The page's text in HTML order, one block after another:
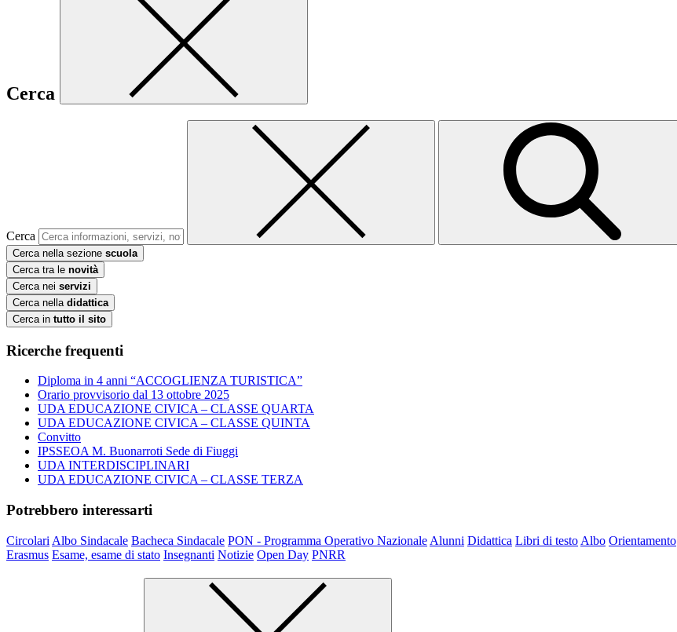
Cerca
Cerca
Cerca nella sezione scuola
Cerca tra le novità
Cerca nei servizi
Cerca nella didattica
Cerca in tutto il sito
Ricerche frequenti
Diploma in 4 anni “ACCOGLIENZA TURISTICA”
Orario provvisorio dal 13 ottobre 2025
UDA EDUCAZIONE CIVICA – CLASSE QUARTA
UDA EDUCAZIONE CIVICA – CLASSE QUINTA
Convitto
IPSSEOA M. Buonarroti Sede di Fiuggi
UDA INTERDISCIPLINARI
UDA EDUCAZIONE CIVICA – CLASSE TERZA
Potrebbero interessarti
Circolari Albo Sindacale Bacheca Sindacale PON - Programma Operativo Nazionale Alunni Didattica Libri di testo Albo Orientamento
Erasmus Esame, esame di stato Insegnanti Notizie Open Day PNRR